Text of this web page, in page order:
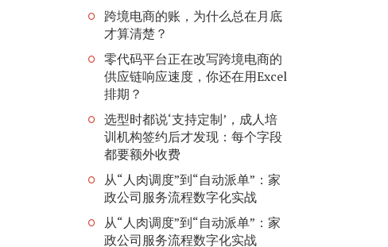
跨境电商的账，为什么总在月底
才算清楚？
零代码平台正在改写跨境电商的
供应链响应速度，你还在用Excel
排期？
选型时都说‘支持定制’，成人培
训机构签约后才发现：每个字段
都要额外收费
从“人肉调度”到“自动派单”：家
政公司服务流程数字化实战
从“人肉调度”到“自动派单”：家
政公司服务流程数字化实战